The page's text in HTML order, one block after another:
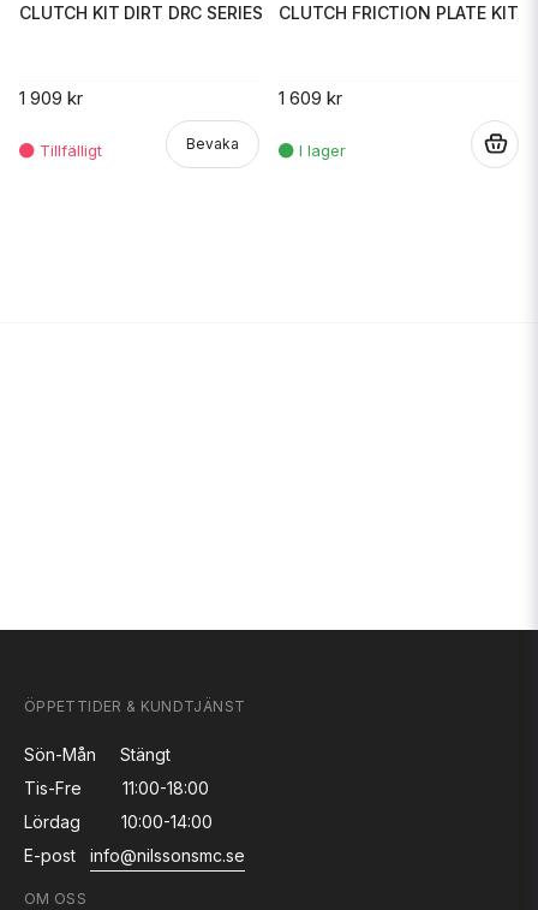
CLUTCH KIT DIRT DRC SERIES
1 909 kr
Bevaka
CLUTCH FRICTION PLATE KIT
1 609 kr
ÖPPETTIDER & KUNDTJÄNST
Sön-Mån
Stängt
Tis-Fre
11:00-18:00
Lördag
10:00-14:00
E-post
info@nilssonsmc.se
OM OSS